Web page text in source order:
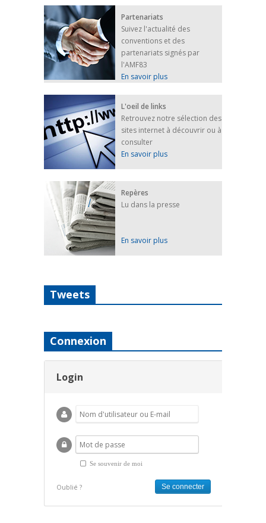
Partenariats
Suivez l'actualité des
conventions et des
partenariats signés par
l'AMF83
En savoir plus
L'oeil de links
Retrouvez notre sélection des
sites internet à découvrir ou à
consulter
En savoir plus
Repères
Lu dans la presse
En savoir plus
Tweets
Connexion
Login
Se souvenir de moi
Oublié ?